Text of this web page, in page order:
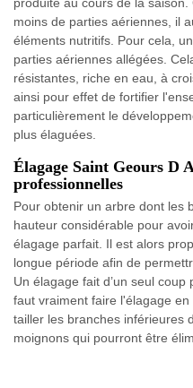
moins de parties aériennes, il
éléments nutritifs. Pour cela,
parties aériennes allégées.
résistantes, riche en eau, à
ainsi pour effet de fortifier
particulièrement le
plus élaguées.
Élagage Saint Geours D
professionnelles
Pour obtenir un arbre dont les
hauteur considérable pour
élagage parfait. Il est alors
longue période afin de
Un élagage fait d’un seul
faut vraiment faire l'élagage
tailler les branches inférieures
moignons qui pourront être